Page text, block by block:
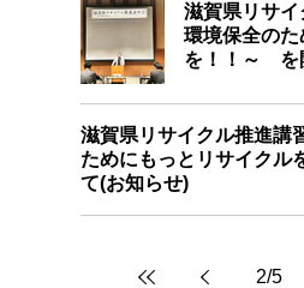
滋賀県リサ
環境保全の
を！！～ を
滋賀県リサイクル推進講
ためにもっとリサイクル
て(お知らせ)
2/5